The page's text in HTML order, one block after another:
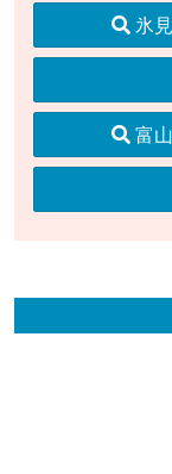
氷
富